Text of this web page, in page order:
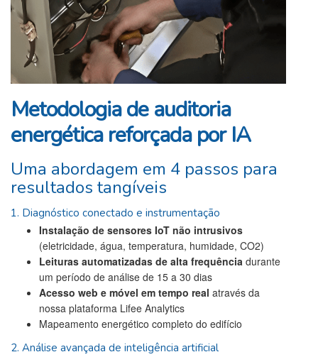
Metodologia de auditoria
energética reforçada por IA
Uma abordagem em 4 passos para
resultados tangíveis
1. Diagnóstico conectado e instrumentação
Instalação de sensores IoT não intrusivos
(eletricidade, água, temperatura, humidade, CO2)
Leituras automatizadas de alta frequência durante
um período de análise de 15 a 30 dias
Acesso web e móvel em tempo real através da
nossa plataforma Lifee Analytics
Mapeamento energético completo do edifício
2. Análise avançada de inteligência artificial